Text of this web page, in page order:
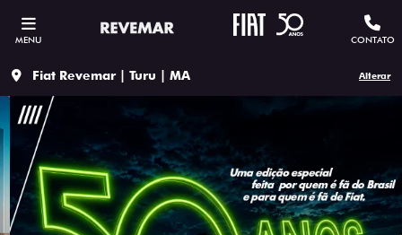
MENU CONTATO
Fiat Revemar | Turu | MA Alterar